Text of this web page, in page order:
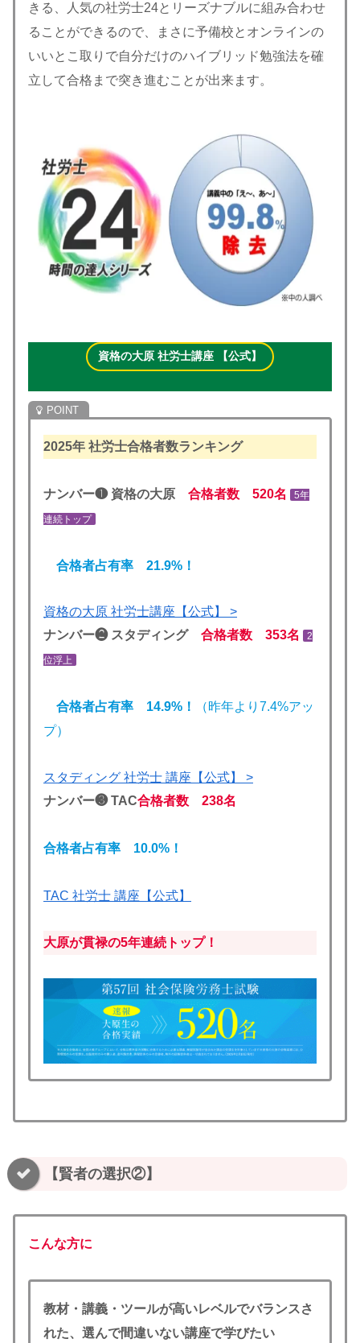
きる、人気の社労士24とリーズナブルに組み合わせ
ることができるので、まさに予備校とオンラインの
いいとこ取りで自分だけのハイブリッド勉強法を確
立して合格まで突き進むことが出来ます。
資格の大原 社労士講座 【公式】
2025年 社労士合格者数ランキング
ナンバー❶ 資格の大原 合格者数 520名 5年
連続トップ
合格者占有率 21.9%！
資格の大原 社労士講座【公式】 >
ナンバー❷ スタディング 合格者数 353名 2
位浮上
合格者占有率 14.9%！
（昨年より7.4%アッ
プ）
スタディング 社労士 講座【公式】 >
ナンバー❸ TAC合格者数 238名
合格者占有率 10.0%！
TAC 社労士 講座【公式】
大原が貫禄の5年連続トップ！
【賢者の選択②】
こんな方に
教材・講義・ツールが高いレベルでバランスさ
れた、選んで間違いない講座で学びたい